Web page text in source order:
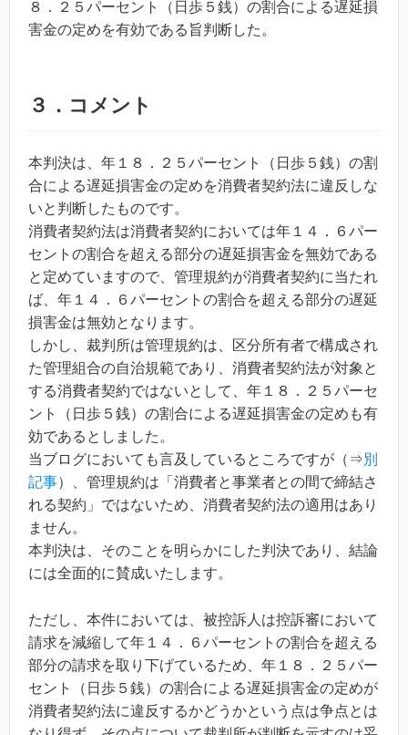
８．２５パーセント（日歩５銭）の割合による遅延損
害金の定めを有効である旨判断した。
３．コメント
本判決は、年１８．２５パーセント（日歩５銭）の割
合による遅延損害金の定めを消費者契約法に違反しな
いと判断したものです。
消費者契約法は消費者契約においては年１４．６パー
セントの割合を超える部分の遅延損害金を無効である
と定めていますので、管理規約が消費者契約に当たれ
ば、年１４．６パーセントの割合を超える部分の遅延
損害金は無効となります。
しかし、裁判所は管理規約は、区分所有者で構成され
た管理組合の自治規範であり、消費者契約法が対象と
する消費者契約ではないとして、年１８．２５パーセ
ント（日歩５銭）の割合による遅延損害金の定めも有
効であるとしました。
当ブログにおいても言及しているところですが（⇒別
記事）、管理規約は「消費者と事業者との間で締結さ
れる契約」ではないため、消費者契約法の適用はあり
ません。
本判決は、そのことを明らかにした判決であり、結論
には全面的に賛成いたします。
ただし、本件においては、被控訴人は控訴審において
請求を減縮して年１４．６パーセントの割合を超える
部分の請求を取り下げているため、年１８．２５パー
セント（日歩５銭）の割合による遅延損害金の定めが
消費者契約法に違反するかどうかという点は争点とは